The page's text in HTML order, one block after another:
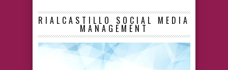
RIALCASTILLO SOCIAL MEDIA
MANAGEMENT